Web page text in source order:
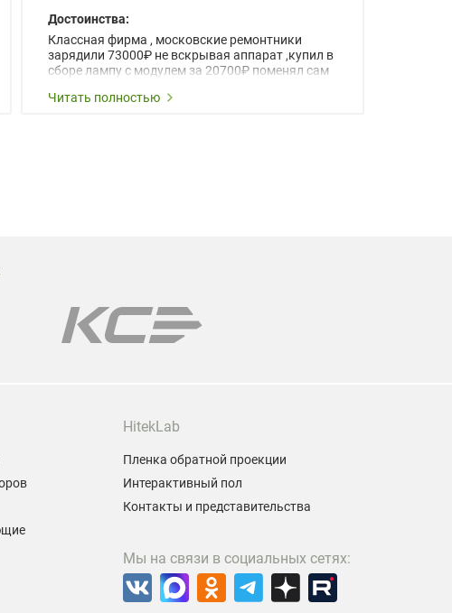
Достоинства:
Классная фирма , московские ремонтники
зарядили 73000₽ не вскрывая аппарат ,купил в
сборе лампу с модулем за 20700₽ поменял сам
болтика ! Дети в школе - интернат счастливы и
Читать полностью
HitekLab
Пленка обратной проекции
Интерактивный пол
Контакты и представительства
Мы на связи в социальных сетях: